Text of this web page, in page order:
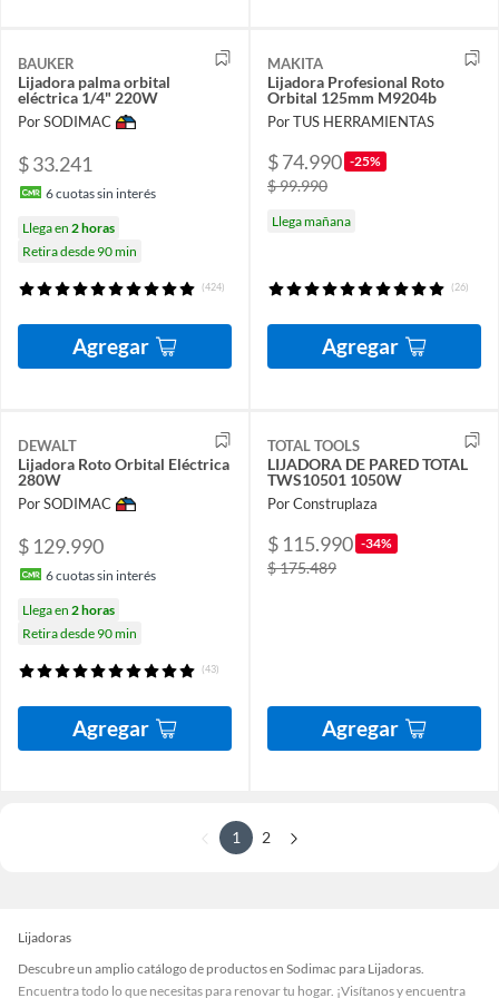
BAUKER
Lijadora palma orbital
eléctrica 1/4" 220W
Por SODIMAC
$ 33.241
6cuotas sin interés
Llega en 2 horas
Retira desde 90 min
(424)
Agregar
MAKITA
Lijadora Profesional Roto
Orbital 125mm M9204b
Por TUS HERRAMIENTAS
$ 74.990 -25%
$ 99.990
Llega mañana
(26)
Agregar
DEWALT
Lijadora Roto Orbital Eléctrica
280W
Por SODIMAC
$ 129.990
6cuotas sin interés
Llega en 2 horas
Retira desde 90 min
(43)
Agregar
TOTAL TOOLS
LIJADORA DE PARED TOTAL
TWS10501 1050W
Por Construplaza
$ 115.990 -34%
$ 175.489
Agregar
1 2
Lijadoras
Descubre un amplio catálogo de productos en Sodimac para Lijadoras.
Encuentra todo lo que necesitas para renovar tu hogar. ¡Visítanos y encuentra